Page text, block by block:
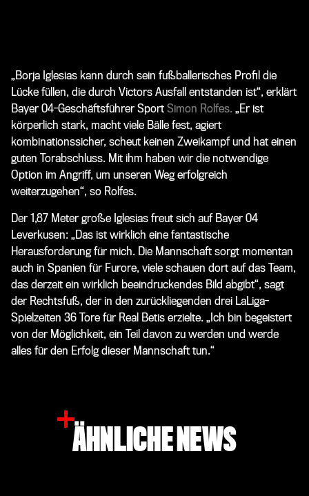
„Borja Iglesias kann durch sein fußballerisches Profil die
Lücke füllen, die durch Victors Ausfall entstanden ist“, erklärt
Bayer 04-Geschäftsführer Sport Simon Rolfes. „Er ist
körperlich stark, macht viele Bälle fest, agiert
kombinationssicher, scheut keinen Zweikampf und hat einen
guten Torabschluss. Mit ihm haben wir die notwendige
Option im Angriff, um unseren Weg erfolgreich
weiterzugehen“, so Rolfes.
Der 1,87 Meter große Iglesias freut sich auf Bayer 04
Leverkusen: „Das ist wirklich eine fantastische
Herausforderung für mich. Die Mannschaft sorgt momentan
auch in Spanien für Furore, viele schauen dort auf das Team,
das derzeit ein wirklich beeindruckendes Bild abgibt“, sagt
der Rechtsfuß, der in den zurückliegenden drei LaLiga-
Spielzeiten 36 Tore für Real Betis erzielte. „Ich bin begeistert
von der Möglichkeit, ein Teil davon zu werden und werde
alles für den Erfolg dieser Mannschaft tun.“
ÄHNLICHE NEWS